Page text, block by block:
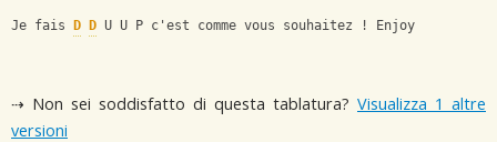
Je fais D D U U P c'est comme vous souhaitez ! Enjoy
⇢ Non sei soddisfatto di questa tablatura? Visualizza 1 altre
versioni